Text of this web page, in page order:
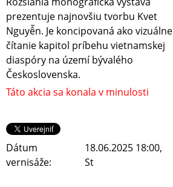
prezentuje najnovšiu tvorbu Kvet
Nguyễn. Je koncipovaná ako vizuálne
čítanie kapitol príbehu vietnamskej
diaspóry na území bývalého
Československa.
Táto akcia sa konala v minulosti
Dátum
vernisáže:
18.06.2025 18:00,
St